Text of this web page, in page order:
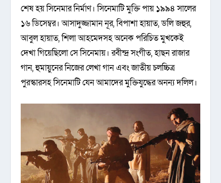
শেষ হয় সিনেমার নির্মাণ। সিনেমাটি মুক্তি পায় ১৯৯৪ সালের
১৬ ডিসেম্বর। আসাদুজ্জামান নূর, বিপাশা হায়াত, ডলি জহুর,
আবুল হায়াত, শিলা আহমেদসহ অনেক পরিচিত মুখকেই
দেখা গিয়েছিলো সে সিনেমায়। রবীন্দ্র সংগীত, হাছন রাজার
গান, হুমায়ুনের নিজের লেখা গান এবং জাতীয় চলচ্চিত্র
পুরস্কারসহ সিনেমাটি যেন আমাদের মুক্তিযুদ্ধের অনন্য দলিল।